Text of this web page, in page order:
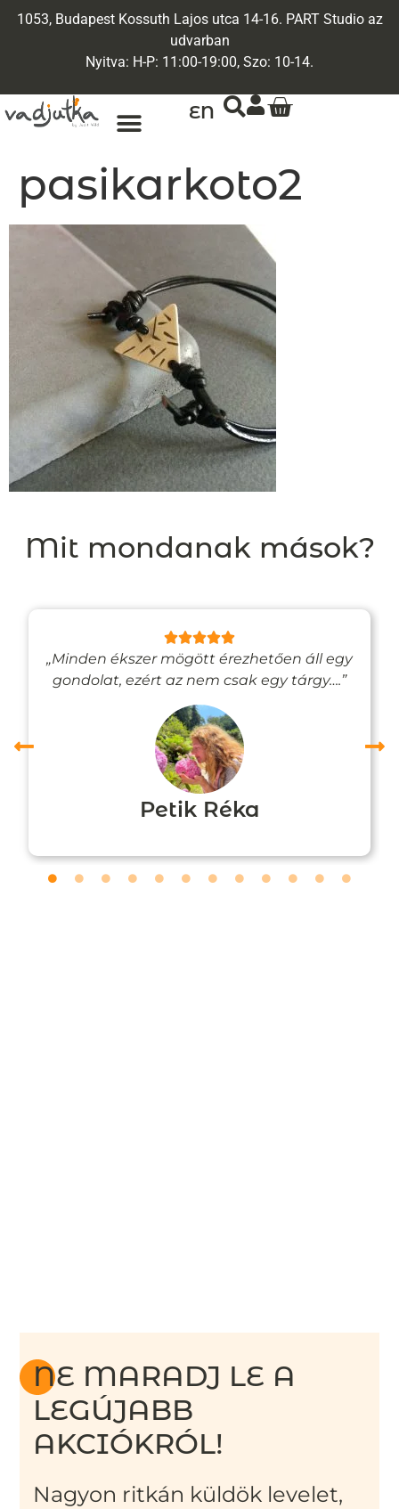
1053, Budapest Kossuth Lajos utca 14-16. PART Studio az
udvarban
Nyitva: H-P: 11:00-19:00, Szo: 10-14.
EN
pasikarkoto2
Mit mondanak mások?
„Minden ékszer mögött érezhetően áll egy
gondolat, ezért az nem csak egy tárgy….”
Petik Réka
NE MARADJ LE A
LEGÚJABB
AKCIÓKRÓL!
Nagyon ritkán küldök levelet,